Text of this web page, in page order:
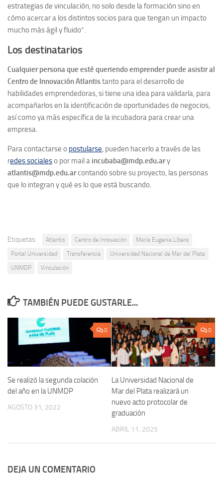
estrategias de vinculación, no solo desde la formación sino en
cómo acercar a los distintos socios para que tengan un impacto
mucho más ágil y fluido”.
Los destinatarios
Cualquier persona que esté queriendo emprender puede asistir al
Centro de Innovación Atlantistanto para el desarrollo de
habilidades emprendedoras, si tiene una idea para validarla, para
acompañarlos en la identificación de oportunidades de negocios,
así como ya más específica de la incubadora para crear una
empresa.
Para contactarse o postularse, pueden hacerlo através de las
redes socialeso por mail a incubaba@mdp.edu.ary
atlantis@mdp.edu.arcontando sobre su proyecto, las personas
que lo integran y qué es lo que está buscando.
Etiquetas: Atlantis Centro de Innovación
María Eugenia Líbera
Portal Universidad
Transferencia
Universidad Nacional de Mar del Plata
UNMDP
Vinculación
TAMBIÉN PUEDE GUSTARLE...
0
Se realizó la segunda colación
del año en la UNMDP
AGOSTO 31, 2022
0
La Universidad Nacional de
Mar del Plata realizará un
nuevo acto protocolar de
graduación
ABRIL 11, 2025
DEJA UN COMENTARIO